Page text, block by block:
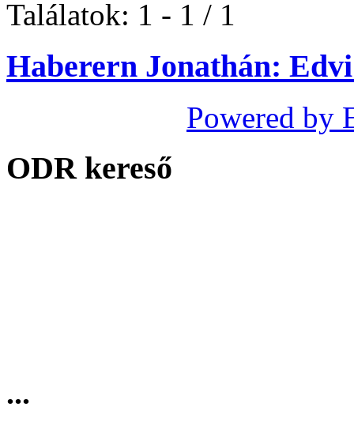
Találatok: 1 - 1 / 1
Haberern Jonathán:
Powered by
ODR kereső
...